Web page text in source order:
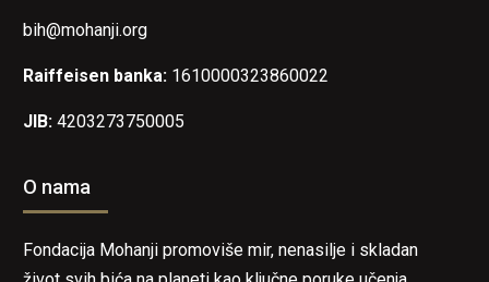
bih@mohanji.org
Raiffeisen banka: 1610000323860022
JIB: 4203273750005
O nama
Fondacija Mohanji promoviše mir, nenasilje i skladan